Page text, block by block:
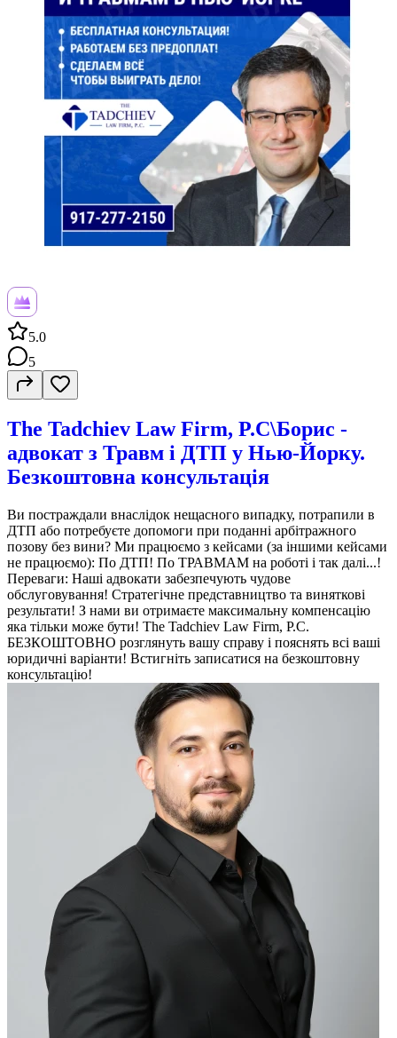
5.0
5
The Tadchiev Law Firm, P.C\Борис -
адвокат з Травм і ДТП у Нью-Йорку.
Безкоштовна консультація
Ви постраждали внаслідок нещасного випадку, потрапили в
ДТП або потребуєте допомоги при поданні арбітражного
позову без вини? Ми працюємо з кейсами (за іншими кейсами
не працюємо): По ДТП! По ТРАВМАМ на роботі і так далі...!
Переваги: Наші адвокати забезпечують чудове
обслуговування! Стратегічне представництво та виняткові
результати! З нами ви отримаєте максимальну компенсацію
яка тільки може бути! The Tadchiev Law Firm, P.C.
БЕЗКОШТОВНО розглянуть вашу справу і пояснять всі ваші
юридичні варіанти! Встигніть записатися на безкоштовну
консультацію!